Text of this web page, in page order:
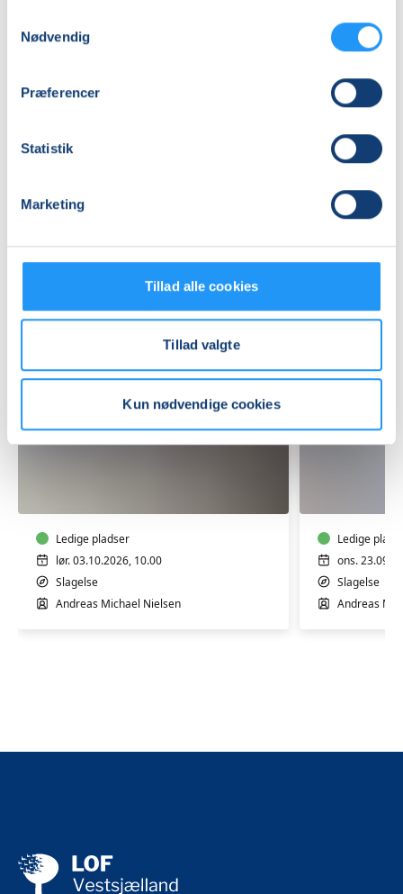
Nødvendig
Præferencer
Statistik
Marketing
Tillad alle cookies
Tillad valgte
Kun nødvendige cookies
Mødegange
Relaterede hold
Workshop
Ledige pladser
lør. 03.10.2026, 10.00
Slagelse
Andreas Michael Nielsen
Ledige
ons.
Slagelse
Andreas